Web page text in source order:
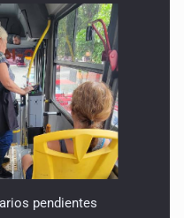
pendientes